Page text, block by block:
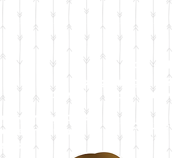
Kalau
gimana
ribet gak
nanti kedinginan gak ya?
atau malah kepanasan ya?
bagaimana cara
benerin kimono
sendiri ??